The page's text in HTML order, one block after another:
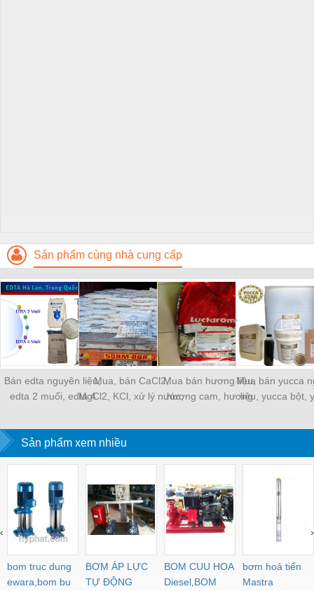
Sản phẩm cùng nhà cung cấp
Bán edta nguyên liệu,
edta 2 muối, edta 4
nặng giá sỉ
Mua, bán CaCl2,
MgCl2, KCl, xử lý nước,
Mua bán hương liệu,
hương cam, hương
dâu, hương trái cây
Mua bán yucca
liệu, yucca bột,
sinh, yucca
Sản phẩm xem nhiều
bom truc dung
ewara,bom bu
BƠM ÁP LỰC
TỰ ĐỘNG
BOM CUU HOA
Diesel,BOM
bơm hoả tiển
Mastra
‹ ›